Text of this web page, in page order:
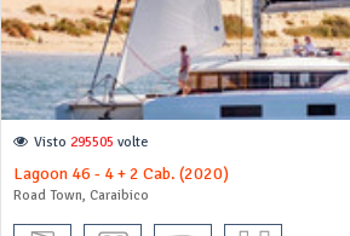
Visto 295505 volte
Lagoon 46 - 4 + 2 Cab. (2020)
Road Town, Caraibico